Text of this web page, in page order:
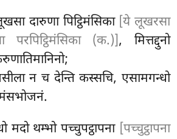
दारुणा पिट्ठिमंसिका [ये लूखरसा
परपिट्ठिमंसिका (क.)], मित्तद्दुनो
न च देन्ति कस्सचि, एसामगन्धो
मदो थम्भो पच्चुपट्ठापना [पच्चुट्ठापना